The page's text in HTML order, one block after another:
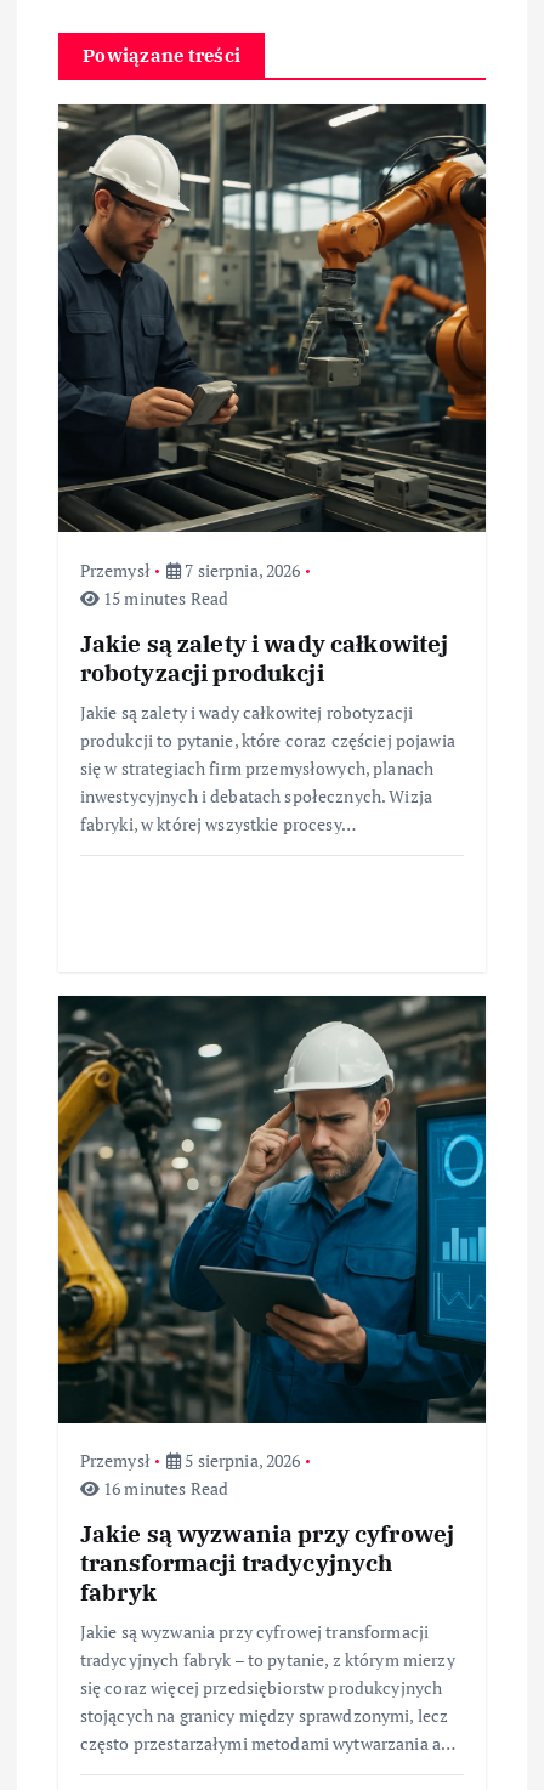
c
a
w
p
s
Powiązane treści
Przemysł
7 sierpnia, 2026
15 minutes Read
Jakie są zalety i wady całkowitej
robotyzacji produkcji
Jakie są zalety i wady całkowitej robotyzacji
produkcji to pytanie, które coraz częściej pojawia
się w strategiach firm przemysłowych, planach
inwestycyjnych i debatach społecznych. Wizja
fabryki, w której wszystkie procesy…
Przemysł
5 sierpnia, 2026
16 minutes Read
Jakie są wyzwania przy cyfrowej
transformacji tradycyjnych
fabryk
Jakie są wyzwania przy cyfrowej transformacji
tradycyjnych fabryk – to pytanie, z którym mierzy
się coraz więcej przedsiębiorstw produkcyjnych
stojących na granicy między sprawdzonymi, lecz
często przestarzałymi metodami wytwarzania a…